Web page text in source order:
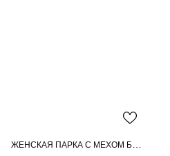
ЖЕНСКАЯ ПАРКА С МЕХОМ БЕНГАЛЬСКОЙ ЛИСЫ